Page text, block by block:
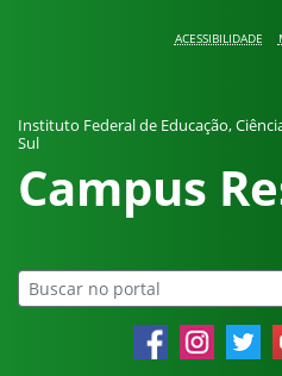
ACESSIBILIDADE
Instituto Federal de Educação,
Sul
Campus
FacebookInstagramTwitter